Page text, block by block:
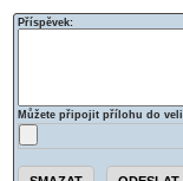
Příspěvek:
Můžete připojit přílohu do